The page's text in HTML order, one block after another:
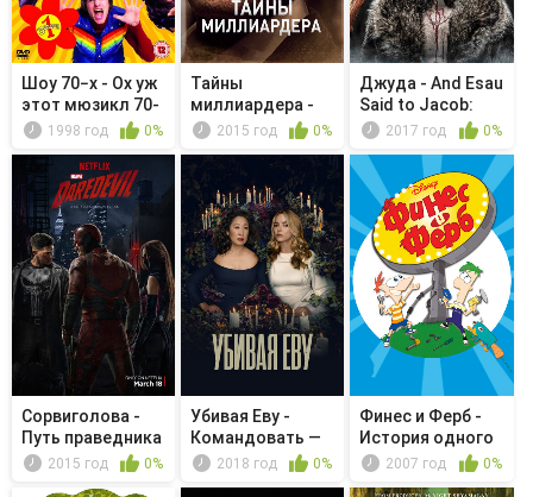
Шоу 70−х - Ох уж
этот мюзикл 70-
х
1998 год 0%
Тайны
миллиардера -
Chapter 10: The
2015 год 0%
Джуда - And Esau
Said to Jacob:
Pour ...2017 год 0%
Сорвиголова -
Путь праведника
2015 год 0%
Убивая Еву -
Командовать —
не сахар
2018 год 0%
Финес и Ферб -
История одного
портала...
2007 год 0%